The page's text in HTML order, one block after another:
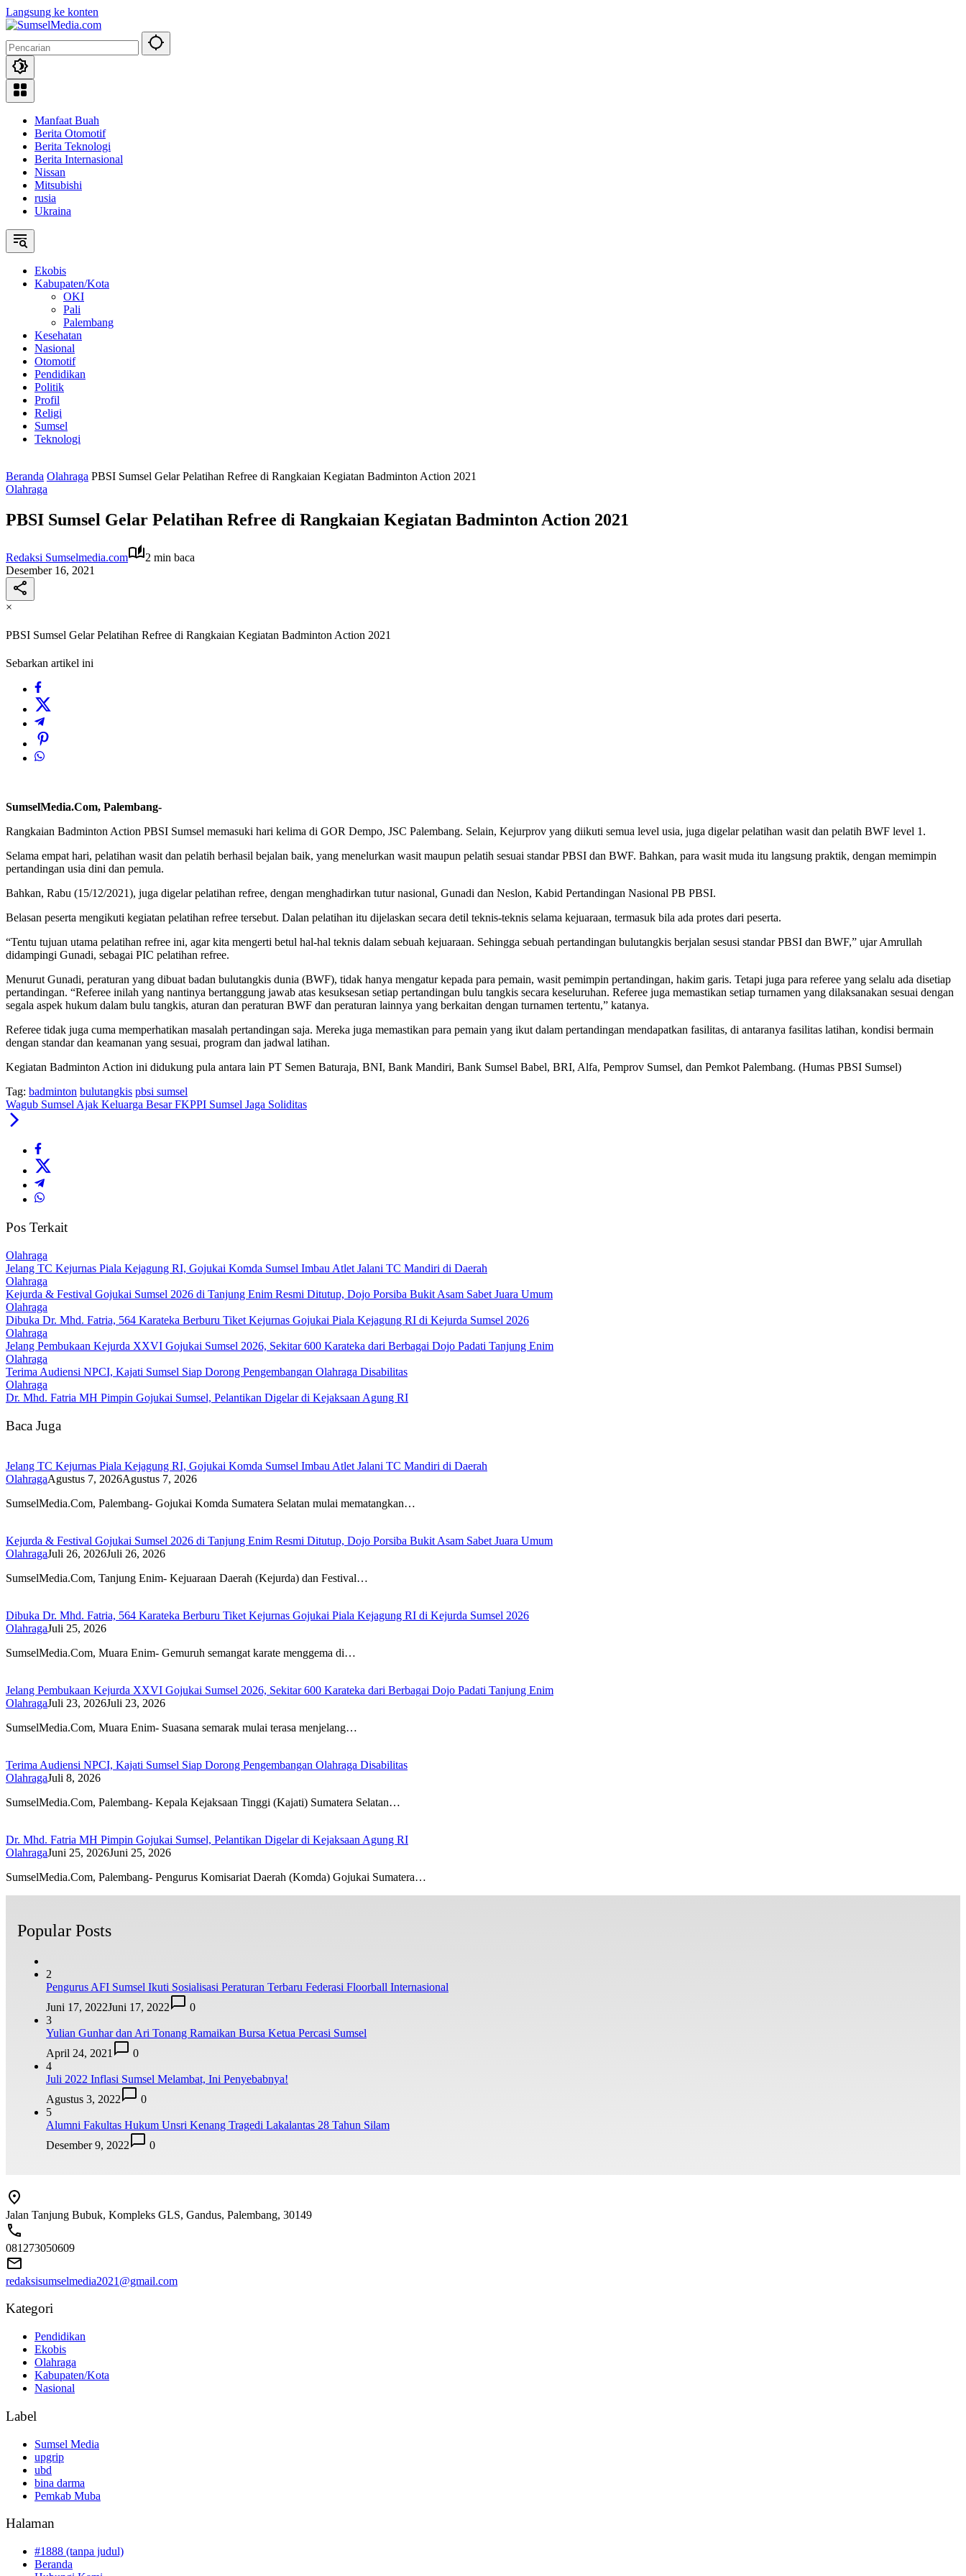
Langsung ke konten
Manfaat Buah
Berita Otomotif
Berita Teknologi
Berita Internasional
Nissan
Mitsubishi
rusia
Ukraina
Ekobis
Kabupaten/Kota
OKI
Pali
Palembang
Kesehatan
Nasional
Otomotif
Pendidikan
Politik
Profil
Religi
Sumsel
Teknologi
Beranda Olahraga PBSI Sumsel Gelar Pelatihan Refree di Rangkaian Kegiatan Badminton Action 2021
Olahraga
PBSI Sumsel Gelar Pelatihan Refree di Rangkaian Kegiatan Badminton Action 2021
Redaksi Sumselmedia.com
2 min baca
Desember 16, 2021
×
PBSI Sumsel Gelar Pelatihan Refree di Rangkaian Kegiatan Badminton Action 2021
Sebarkan artikel ini
SumselMedia.Com, Palembang-
Rangkaian Badminton Action PBSI Sumsel memasuki hari kelima di GOR Dempo, JSC Palembang. Selain, Kejurprov yang diikuti semua level usia, juga digelar pelatihan wasit dan pelatih BWF level 1.
Selama empat hari, pelatihan wasit dan pelatih berhasil bejalan baik, yang menelurkan wasit maupun pelatih sesuai standar PBSI dan BWF. Bahkan, para wasit muda itu langsung praktik, dengan memimpin
pertandingan usia dini dan pemula.
Bahkan, Rabu (15/12/2021), juga digelar pelatihan refree, dengan menghadirkan tutur nasional, Gunadi dan Neslon, Kabid Pertandingan Nasional PB PBSI.
Belasan peserta mengikuti kegiatan pelatihan refree tersebut. Dalan pelatihan itu dijelaskan secara detil teknis-teknis selama kejuaraan, termasuk bila ada protes dari peserta.
“Tentu tujuan utama pelatihan refree ini, agar kita mengerti betul hal-hal teknis dalam sebuah kejuaraan. Sehingga sebuah pertandingan bulutangkis berjalan sesusi standar PBSI dan BWF,” ujar Amrullah
didampingi Gunadi, sebagai PIC pelatihan refree.
Menurut Gunadi, peraturan yang dibuat badan bulutangkis dunia (BWF), tidak hanya mengatur kepada para pemain, wasit pemimpin pertandingan, hakim garis. Tetapi juga para referee yang selalu ada disetiap
pertandingan. “Referee inilah yang nantinya bertanggung jawab atas kesuksesan setiap pertandingan bulu tangkis secara keseluruhan. Referee juga memastikan setiap turnamen yang dilaksanakan sesuai dengan
segala aspek hukum dalam bulu tangkis, aturan dan peraturan BWF dan peraturan lainnya yang berkaitan dengan turnamen tertentu,” katanya.
Referee tidak juga cuma memperhatikan masalah pertandingan saja. Mereka juga memastikan para pemain yang ikut dalam pertandingan mendapatkan fasilitas, di antaranya fasilitas latihan, kondisi bermain
dengan standar dan keamanan yang sesuai, program dan jadwal latihan.
Kegiatan Badminton Action ini didukung pula antara lain PT Semen Baturaja, BNI, Bank Mandiri, Bank Sumsel Babel, BRI, Alfa, Pemprov Sumsel, dan Pemkot Palembang. (Humas PBSI Sumsel)
Tag: badminton bulutangkis pbsi sumsel
Wagub Sumsel Ajak Keluarga Besar FKPPI Sumsel Jaga Soliditas
Pos Terkait
Olahraga
Jelang TC Kejurnas Piala Kejagung RI, Gojukai Komda Sumsel Imbau Atlet Jalani TC Mandiri di Daerah
Olahraga
Kejurda & Festival Gojukai Sumsel 2026 di Tanjung Enim Resmi Ditutup, Dojo Porsiba Bukit Asam Sabet Juara Umum
Olahraga
Dibuka Dr. Mhd. Fatria, 564 Karateka Berburu Tiket Kejurnas Gojukai Piala Kejagung RI di Kejurda Sumsel 2026
Olahraga
Jelang Pembukaan Kejurda XXVI Gojukai Sumsel 2026, Sekitar 600 Karateka dari Berbagai Dojo Padati Tanjung Enim
Olahraga
Terima Audiensi NPCI, Kajati Sumsel Siap Dorong Pengembangan Olahraga Disabilitas
Olahraga
Dr. Mhd. Fatria MH Pimpin Gojukai Sumsel, Pelantikan Digelar di Kejaksaan Agung RI
Baca Juga
Jelang TC Kejurnas Piala Kejagung RI, Gojukai Komda Sumsel Imbau Atlet Jalani TC Mandiri di Daerah
OlahragaAgustus 7, 2026Agustus 7, 2026
SumselMedia.Com, Palembang- Gojukai Komda Sumatera Selatan mulai mematangkan…
Kejurda & Festival Gojukai Sumsel 2026 di Tanjung Enim Resmi Ditutup, Dojo Porsiba Bukit Asam Sabet Juara Umum
OlahragaJuli 26, 2026Juli 26, 2026
SumselMedia.Com, Tanjung Enim- Kejuaraan Daerah (Kejurda) dan Festival…
Dibuka Dr. Mhd. Fatria, 564 Karateka Berburu Tiket Kejurnas Gojukai Piala Kejagung RI di Kejurda Sumsel 2026
OlahragaJuli 25, 2026
SumselMedia.Com, Muara Enim- Gemuruh semangat karate menggema di…
Jelang Pembukaan Kejurda XXVI Gojukai Sumsel 2026, Sekitar 600 Karateka dari Berbagai Dojo Padati Tanjung Enim
OlahragaJuli 23, 2026Juli 23, 2026
SumselMedia.Com, Muara Enim- Suasana semarak mulai terasa menjelang…
Terima Audiensi NPCI, Kajati Sumsel Siap Dorong Pengembangan Olahraga Disabilitas
OlahragaJuli 8, 2026
SumselMedia.Com, Palembang- Kepala Kejaksaan Tinggi (Kajati) Sumatera Selatan…
Dr. Mhd. Fatria MH Pimpin Gojukai Sumsel, Pelantikan Digelar di Kejaksaan Agung RI
OlahragaJuni 25, 2026Juni 25, 2026
SumselMedia.Com, Palembang- Pengurus Komisariat Daerah (Komda) Gojukai Sumatera…
Popular Posts
2
Pengurus AFI Sumsel Ikuti Sosialisasi Peraturan Terbaru Federasi Floorball Internasional
Juni 17, 2022Juni 17, 2022
0
3
Yulian Gunhar dan Ari Tonang Ramaikan Bursa Ketua Percasi Sumsel
April 24, 2021
0
4
Juli 2022 Inflasi Sumsel Melambat, Ini Penyebabnya!
Agustus 3, 2022
0
5
Alumni Fakultas Hukum Unsri Kenang Tragedi Lakalantas 28 Tahun Silam
Desember 9, 2022
0
Jalan Tanjung Bubuk, Kompleks GLS, Gandus, Palembang, 30149
081273050609
redaksisumselmedia2021@gmail.com
Kategori
Pendidikan
Ekobis
Olahraga
Kabupaten/Kota
Nasional
Label
Sumsel Media
upgrip
ubd
bina darma
Pemkab Muba
Halaman
#1888 (tanpa judul)
Beranda